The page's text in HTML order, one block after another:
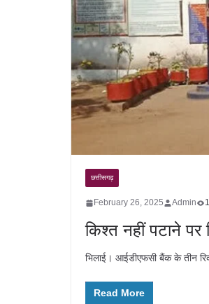
छत्तीसगढ़
February 26, 2025 Admin
किश्त नहीं पटाने पर
भिलाई। आईडीएफसी बैंक के तीन
Read More